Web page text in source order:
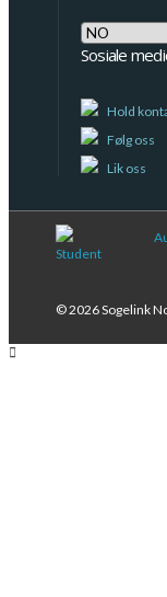
Språk
|
Language
Sosiale
Hold
Følg oss
Lik oss
Student
© 2026 Sogelink